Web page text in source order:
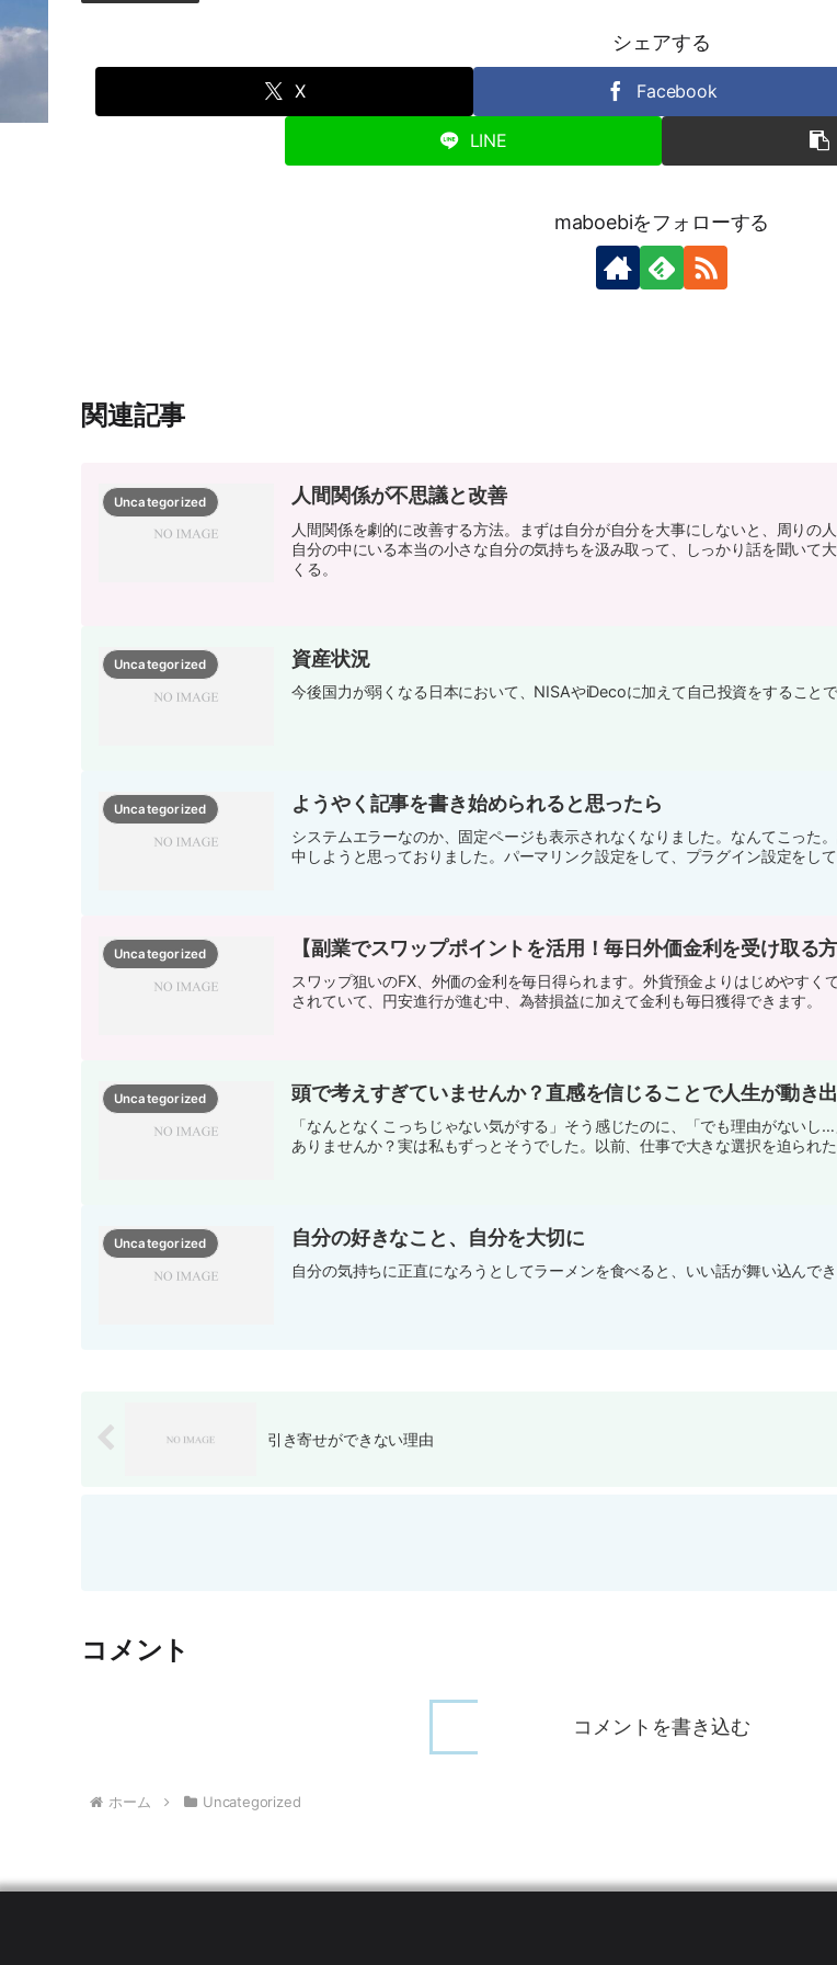
シェアする
X Facebook
LINE
maboebiをフォローする
関連記事
Uncategorized 人間関係が不思議と改善
人間関係を劇的に改善する方法。まずは自分が自分を大事にしないと、周りの
自分の中にいる本当の小さな自分の気持ちを汲み取って、しっかり話を聞いて
くる。
Uncategorized 資産状況
今後国力が弱くなる日本において、NISAやiDecoに加えて自己投資をすることで
Uncategorized ようやく記事を書き始められると思ったら
システムエラーなのか、固定ページも表示されなくなりました。なんてこった
中しようと思っておりました。パーマリンク設定をして、プラグイン設定をし
Uncategorized 【副業でスワップポイントを活用！毎日外価金利を受け取る方
スワップ狙いのFX、外価の金利を毎日得られます。外貨預金よりはじめやす
されていて、円安進行が進む中、為替損益に加えて金利も毎日獲得できます。
Uncategorized 頭で考えすぎていませんか？直感を信じることで人生が動き
「なんとなくこっちじゃない気がする」そう感じたのに、「でも理由がない
ありませんか？実は私もずっとそうでした。以前、仕事で大きな選択を迫られ
Uncategorized 自分の好きなこと、自分を大切に
自分の気持ちに正直になろうとしてラーメンを食べると、いい話が舞い込んで
引き寄せができない理由
コメント
コメントを書き込む
ホーム Uncategorized